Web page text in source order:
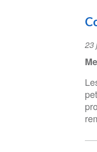
Date
23